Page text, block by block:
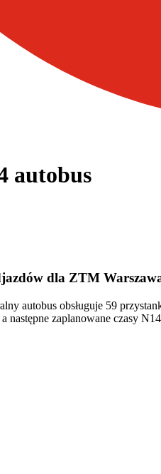
autobus
dla ZTM
autobus obsługuje 59
następne zaplanowane czasy